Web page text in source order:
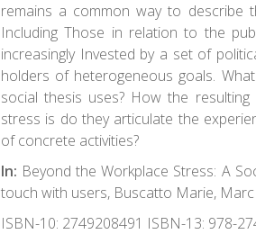
remains a common way to describe
Including Those in relation to the
increasingly Invested by a set of
holders of heterogeneous goals.
social thesis uses? How the
stress is do they articulate the
of concrete activities?
In: Beyond the Workplace Stress: A
touch with users, Buscatto Marie,
ISBN-10: 2749208491 ISBN-13: 978-